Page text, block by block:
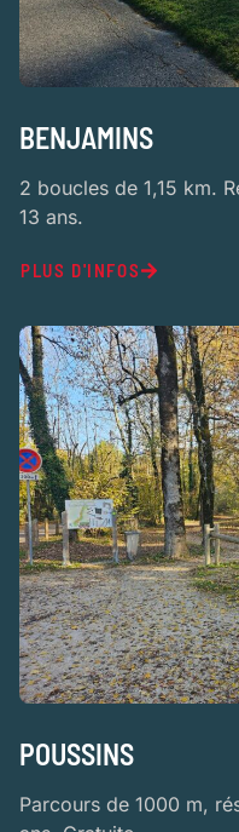
BENJAMINS
2 boucles de 1,15 km.
13 ans.
PLUS D'INFOS
POUSSINS
Parcours de 1000 m,